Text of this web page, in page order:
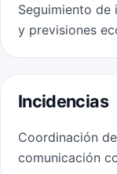
Seguimiento de
y previsiones
Incidencias
Coordinación
comunicación